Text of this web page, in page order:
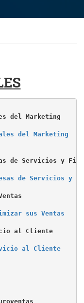
del Marketing
del Marketing
de Servicios y
de Servicios y
sus Ventas
al Cliente
al Cliente